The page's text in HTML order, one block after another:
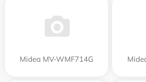
Midea MV-WMF714G